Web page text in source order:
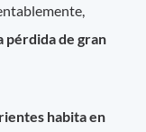
pérdida de gran
habita en